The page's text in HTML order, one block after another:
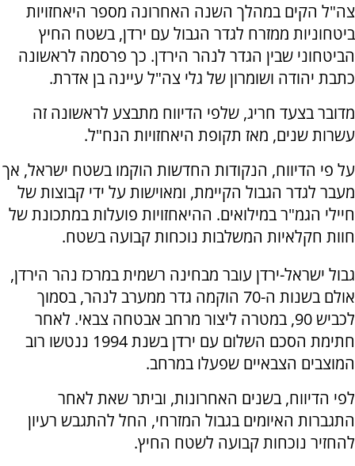
צה"ל הקים במהלך השנה האחרונה מספר היאחזויות
ביטחוניות ממזרח לגדר הגבול עם ירדן, בשטח החיץ
הביטחוני שבין הגדר לנהר הירדן. כך פרסמה לראשונה
כתבת יהודה ושומרון של גלי צה"ל עיינה בן אדרת.
מדובר בצעד חריג, שלפי הדיווח מתבצע לראשונה זה
עשרות שנים, מאז תקופת היאחזויות הנח"ל.
על פי הדיווח, הנקודות החדשות הוקמו בשטח ישראל, אך
מעבר לגדר הגבול הקיימת, ומאוישות על ידי קבוצות של
חיילי הגמ"ר במילואים. ההיאחזויות פועלות במתכונת של
חוות חקלאיות המשלבות נוכחות קבועה בשטח.
גבול ישראל-ירדן עובר מבחינה רשמית במרכז נהר הירדן,
אולם בשנות ה-70 הוקמה גדר ממערב לנהר, בסמוך
לכביש 90, במטרה ליצור מרחב אבטחה צבאי. לאחר
חתימת הסכם השלום עם ירדן בשנת 1994 ננטשו רוב
המוצבים הצבאיים שפעלו במרחב.
לפי הדיווח, בשנים האחרונות, וביתר שאת לאחר
התגברות האיומים בגבול המזרחי, החל להתגבש רעיון
להחזיר נוכחות קבועה לשטח החיץ.